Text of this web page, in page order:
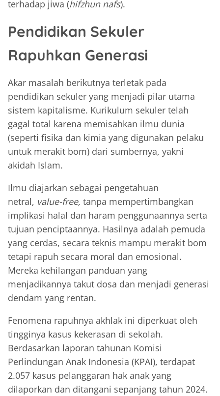
terhadap jiwa (hifzhun nafs).
Pendidikan Sekuler
Rapuhkan Generasi
Akar masalah berikutnya terletak pada
pendidikan sekuler yang menjadi pilar utama
sistem kapitalisme. Kurikulum sekuler telah
gagal total karena memisahkan ilmu dunia
(seperti fisika dan kimia yang digunakan pelaku
untuk merakit bom) dari sumbernya, yakni
akidah Islam.
Ilmu diajarkan sebagai pengetahuan
netral, value-free, tanpa mempertimbangkan
implikasi halal dan haram penggunaannya serta
tujuan penciptaannya. Hasilnya adalah pemuda
yang cerdas, secara teknis mampu merakit bom
tetapi rapuh secara moral dan emosional.
Mereka kehilangan panduan yang
menjadikannya takut dosa dan menjadi generasi
dendam yang rentan.
Fenomena rapuhnya akhlak ini diperkuat oleh
tingginya kasus kekerasan di sekolah.
Berdasarkan laporan tahunan Komisi
Perlindungan Anak Indonesia (KPAI), terdapat
2.057 kasus pelanggaran hak anak yang
dilaporkan dan ditangani sepanjang tahun 2024.